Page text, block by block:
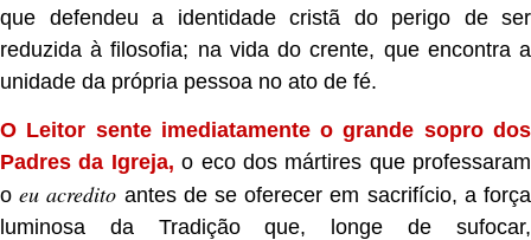
que defendeu a identidade cristã do perigo de ser
reduzida à filosofia; na vida do crente, que encontra a
unidade da própria pessoa no ato de fé.
O Leitor sente imediatamente o grande sopro dos
Padres da Igreja, o eco dos mártires que professaram
oeu acredito antes de se oferecer em sacrifício, a força
luminosa da Tradição que, longe de sufocar,